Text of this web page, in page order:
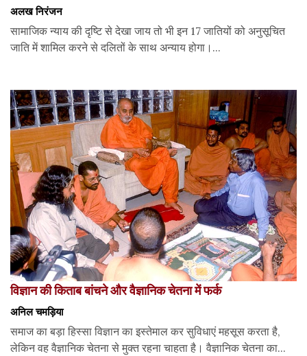
अलख निरंजन
सामाजिक न्याय की दृष्टि से देखा जाय तो भी इन 17 जातियों को अनुसूचित
जाति में शामिल करने से दलितों के साथ अन्याय होगा।...
विज्ञान की किताब बांचने और वैज्ञानिक चेतना में फर्क
अनिल चमड़िया
समाज का बड़ा हिस्सा विज्ञान का इस्तेमाल कर सुविधाएं महसूस करता है,
लेकिन वह वैज्ञानिक चेतना से मुक्त रहना चाहता है। वैज्ञानिक चेतना का...